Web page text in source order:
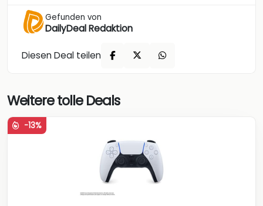
Gefunden von
DailyDeal Redaktion
Diesen Deal teilen
Weitere tolle Deals
-13%